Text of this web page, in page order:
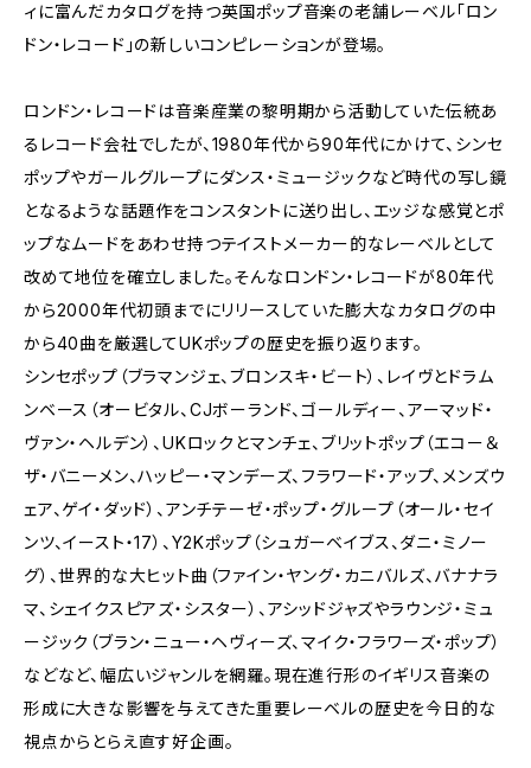
ィに富んだカタログを持つ英国ポップ音楽の老舗レーベル「ロン
ドン・レコード」の新しいコンピレーションが登場。
ロンドン・レコードは音楽産業の黎明期から活動していた伝統あ
るレコード会社でしたが、1980年代から90年代にかけて、シンセ
ポップやガールグループにダンス・ミュージックなど時代の写し鏡
となるような話題作をコンスタントに送り出し、エッジな感覚とポ
ップなムードをあわせ持つテイストメーカー的なレーベルとして
改めて地位を確立しました。そんなロンドン・レコードが80年代
から2000年代初頭までにリリースしていた膨大なカタログの中
から40曲を厳選してUKポップの歴史を振り返ります。
シンセポップ（ブラマンジェ、ブロンスキ・ビート）、レイヴとドラム
ンベース（オービタル、CJボーランド、ゴールディー、アーマッド・
ヴァン・ヘルデン）、UKロックとマンチェ、ブリットポップ（エコー＆
ザ・バニーメン、ハッピー・マンデーズ、フラワード・アップ、メンズウ
ェア、ゲイ・ダッド）、アンチテーゼ・ポップ・グループ（オール・セイ
ンツ、イースト・17）、Y2Kポップ（シュガーベイブス、ダニ・ミノー
グ）、世界的な大ヒット曲（ファイン・ヤング・カニバルズ、バナナラ
マ、シェイクスピアズ・シスター）、アシッドジャズやラウンジ・ミュ
ージック（ブラン・ニュー・ヘヴィーズ、マイク・フラワーズ・ポップ）
などなど、幅広いジャンルを網羅。現在進行形のイギリス音楽の
形成に大きな影響を与えてきた重要レーベルの歴史を今日的な
視点からとらえ直す好企画。